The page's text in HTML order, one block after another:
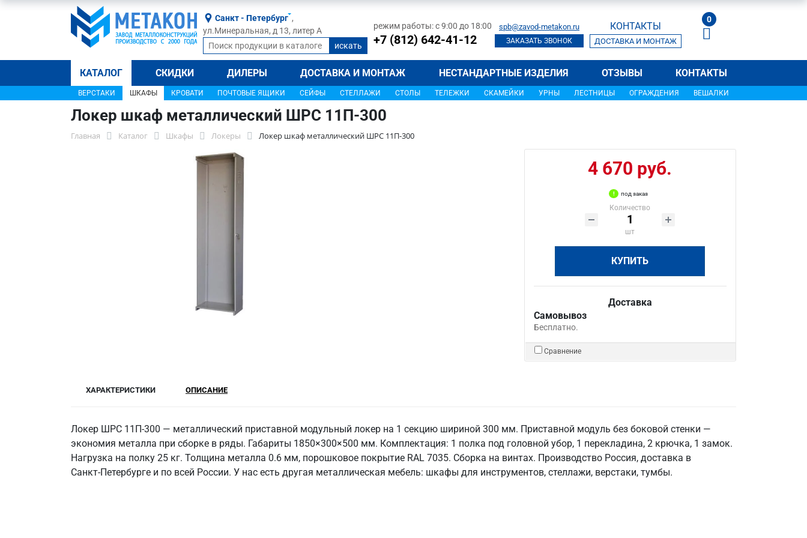
Санкт - Петербург ,
ул.Минеральная, д 13, литер А
режим работы: с 9:00 до 18:00
+7 (812) 642-41-12
spb@zavod-metakon.ru
ЗАКАЗАТЬ ЗВОНОК
КОНТАКТЫ
ДОСТАВКА И МОНТАЖ
0
КАТАЛОГ СКИДКИ ДИЛЕРЫ ДОСТАВКА И МОНТАЖ НЕСТАНДАРТНЫЕ ИЗДЕЛИЯ ОТЗЫВЫ КОНТАКТЫ
ВЕРСТАКИ ШКАФЫ КРОВАТИ ПОЧТОВЫЕ ЯЩИКИ СЕЙФЫ СТЕЛЛАЖИ СТОЛЫ ТЕЛЕЖКИ СКАМЕЙКИ УРНЫ ЛЕСТНИЦЫ ОГРАЖДЕНИЯ ВЕШАЛКИ
Локер шкаф металлический ШРС 11П-300
Главная Каталог Шкафы Локеры Локер шкаф металлический ШРС 11П-300
4 670 руб.
под заказ
Количество
шт
КУПИТЬ
Доставка
Самовывоз
Бесплатно.
Сравнение
ХАРАКТЕРИСТИКИ ОПИСАНИЕ
Локер ШРС 11П-300 — металлический приставной модульный локер на 1 секцию шириной 300 мм. Приставной модуль без боковой стенки —
экономия металла при сборке в ряды. Габариты 1850×300×500 мм. Комплектация: 1 полка под головной убор, 1 перекладина, 2 крючка, 1 замок.
Нагрузка на полку 25 кг. Толщина металла 0.6 мм, порошковое покрытие RAL 7035. Сборка на винтах. Производство Россия, доставка в
Санкт‑Петербурге и по всей России. У нас есть другая металлическая мебель: шкафы для инструментов, стеллажи, верстаки, тумбы.